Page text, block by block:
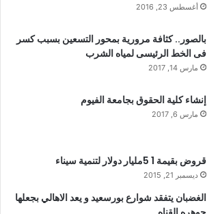
أغسطس 23, 2016
بالصور.. كثافة مرورية بمحور التسعين بسبب كسر
فى الخط الرئيسى لمياه الشرب
مارس 14, 2017
إنشاء كلية الحقوق بجامعة الفيوم
مارس 6, 2017
قروض بقيمة 1 5مليار دولار لتنمية سيناء
ديسمبر 21, 2015
الغضبان يتفقد شوارع بورسعيد و يعد الاهالي بجعلها